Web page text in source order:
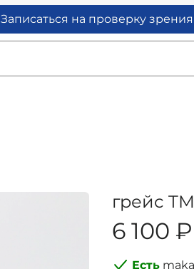
Записаться на проверку зрения
грейс
6 100 ₽